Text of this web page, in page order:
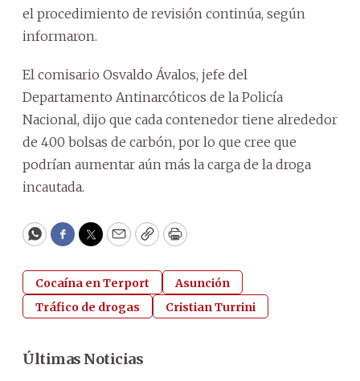
el procedimiento de revisión continúa, según
informaron.
El comisario Osvaldo Ávalos, jefe del
Departamento Antinarcóticos de la Policía
Nacional, dijo que cada contenedor tiene alrededor
de 400 bolsas de carbón, por lo que cree que
podrían aumentar aún más la carga de la droga
incautada.
WhatsApp
Facebook
Twitter
EmailCopyPrint
Cocaína en Terport
Asunción
Tráfico de drogas
Cristian Turrini
Últimas Noticias